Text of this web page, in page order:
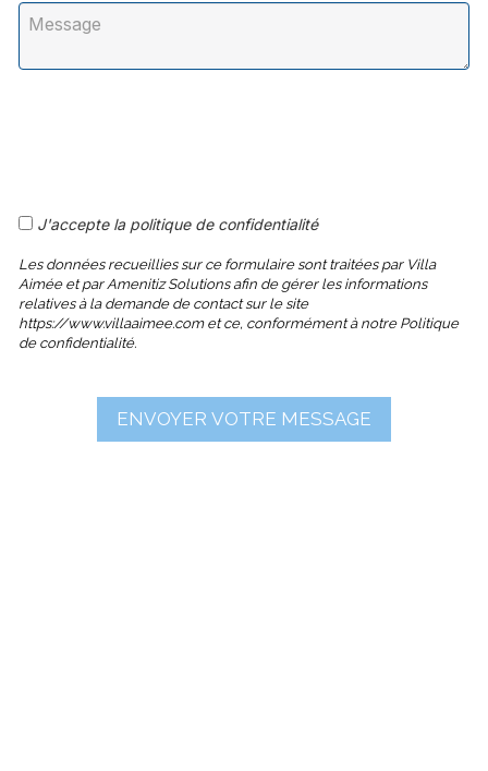
J'accepte la politique de confidentialité
Les données recueillies sur ce formulaire sont traitées par Villa
Aimée et par Amenitiz Solutions afin de gérer les informations
relatives à la demande de contact sur le site
https://www.villaaimee.com et ce, conformément à notre Politique
de confidentialité.